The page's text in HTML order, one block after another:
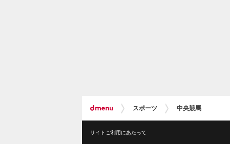
スポーツ 中央競馬
サイトご利用にあたって